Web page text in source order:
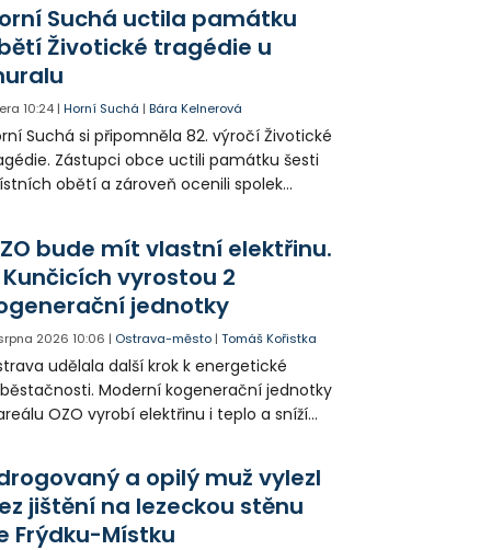
Suchá uctila památku
Životické tragédie u
10:24 |Horní Suchá |Bára Kelnerová
Suchá si připomněla 82. výročí Životické
Zástupci obce uctili památku šesti
obětí a zároveň ocenili spolek
bude mít vlastní elektřinu.
Kunčicích vyrostou 2
jednotky
2026 10:06 | Ostrava-město |Tomáš Kořistka
udělala další krok k energetické
Moderní kogenerační jednotky
OZO vyrobí elektřinu i teplo a sníží
a opilý muž vylezl
jištění na lezeckou stěnu
Frýdku-Místku